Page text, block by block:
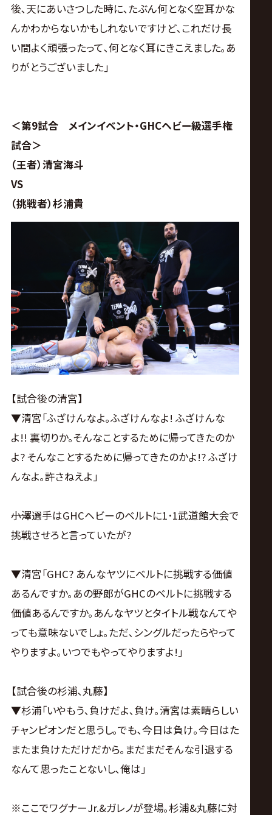
後､天にあいさつした時に､たぶん何となく空耳かな
んかわからないかもしれないですけど､これだけ長
い間よく頑張ったって､何となく耳にきこえました｡あ
りがとうございました｣
＜第9試合 メインイベント・GHCヘビー級選手権
試合＞
（王者）清宮海斗
VS
（挑戦者）杉浦貴
【試合後の清宮】
▼清宮｢ふざけんなよ｡ふざけんなよ! ふざけんな
よ!! 裏切りか｡そんなことするために帰ってきたのか
よ? そんなことするために帰ってきたのかよ!? ふざけ
んなよ｡許さねえよ｣
――小澤選手はGHCヘビーのベルトに1･1武道館大会で
挑戦させろと言っていたが?
▼清宮｢GHC? あんなヤツにベルトに挑戦する価値
あるんですか｡あの野郎がGHCのベルトに挑戦する
価値あるんですか｡あんなヤツとタイトル戦なんてや
っても意味ないでしょ｡ただ､シングルだったらやって
やりますよ｡いつでもやってやりますよ!｣
【試合後の杉浦､丸藤】
▼杉浦｢いやもう､負けだよ､負け｡清宮は素晴らしい
チャンピオンだと思うし｡でも､今日は負け｡今日はた
またま負けただけだから｡まだまだそんな引退する
なんて思ったことないし､俺は｣
※ここでワグナーJr.&ガレノが登場｡杉浦&丸藤に対